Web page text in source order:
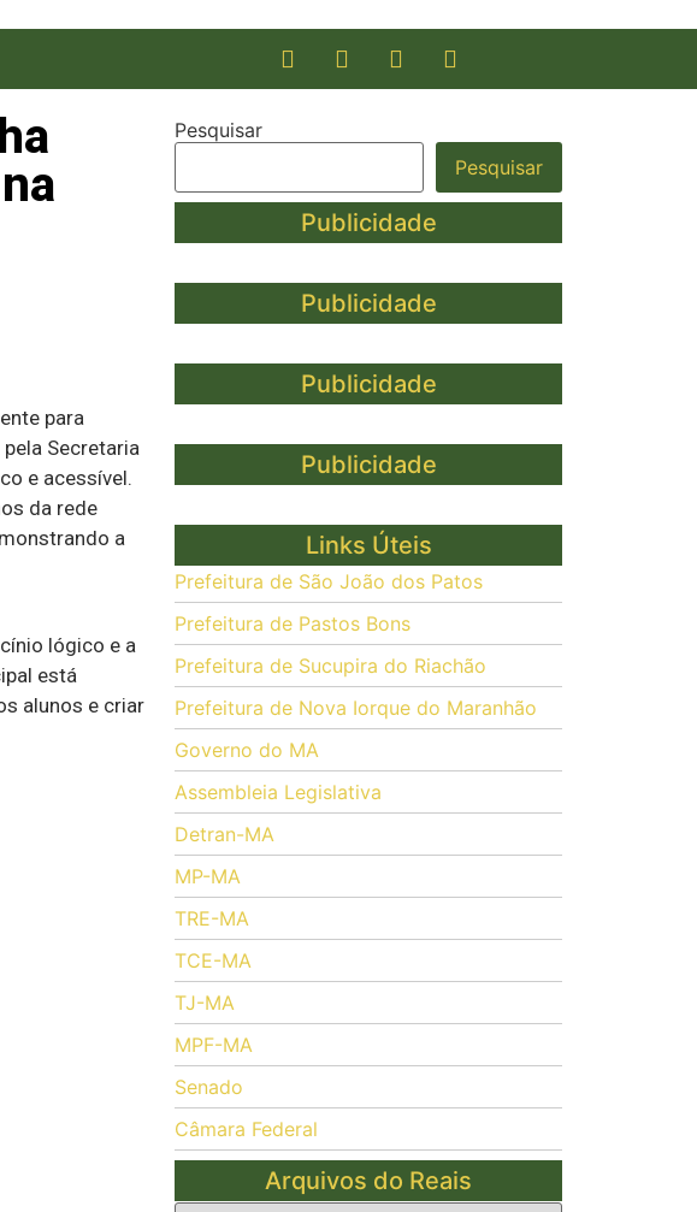
para
Secretaria
e acessível.
da rede
a
lógico e a
está
alunos e criar
Pesquisar
Pesquisar
Publicidade
Publicidade
Publicidade
Publicidade
Links Úteis
Prefeitura de São João dos Patos
Prefeitura de Pastos Bons
Prefeitura de Sucupira do Riachão
Prefeitura de Nova Iorque do Maranhão
Governo do MA
Assembleia Legislativa
Detran-MA
MP-MA
TRE-MA
TCE-MA
TJ-MA
MPF-MA
Senado
Câmara Federal
Arquivos do Reais